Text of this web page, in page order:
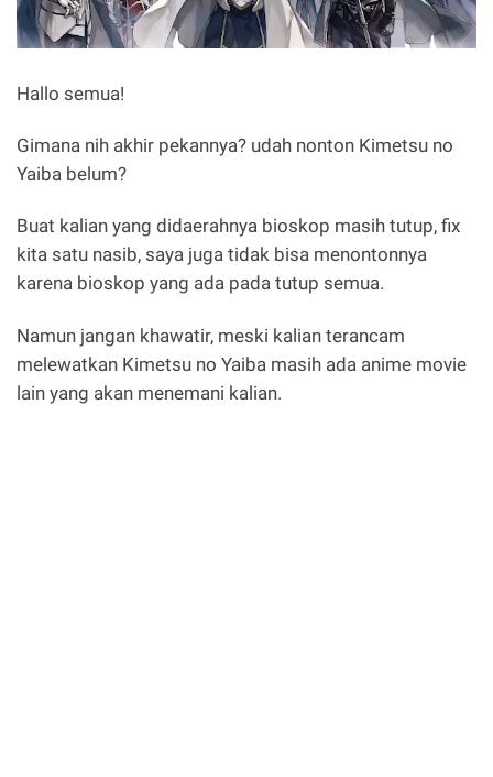
Hallo semua!
Gimana nih akhir pekannya? udah nonton Kimetsu no
Yaiba belum?
Buat kalian yang didaerahnya bioskop masih tutup, fix
kita satu nasib, saya juga tidak bisa menontonnya
karena bioskop yang ada pada tutup semua.
Namun jangan khawatir, meski kalian terancam
melewatkan Kimetsu no Yaiba masih ada anime movie
lain yang akan menemani kalian.